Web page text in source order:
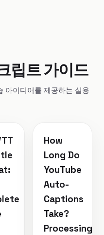
립트 가이드
아이디어를 제공하는 실용
How
Long Do
YouTube
Auto-
Captions
Take?
Processing